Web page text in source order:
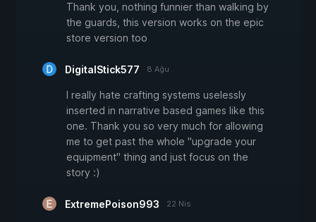
Thank you, nothing funnier than walking by
the guards, this version works on the epic
store version too
DigitalStick577 8 Ağu
I really hate crafting systems uselessly
inserted in narrative based games like this
one. Thank you so very much for allowing
me to get past the whole "upgrade your
equipment" thing and just focus on the
story :)
ExtremePoison993 22 Nis